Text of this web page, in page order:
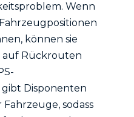
Wenn
können sie
auf Rückrouten
Disponenten
sodass